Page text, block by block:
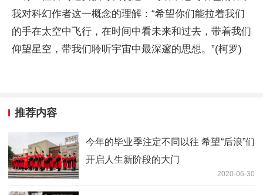
我对科幻作者这一概念的理解：“希望你们能拉着我们
的手在太空中飞行，在时间中看未来和过去，带着我们
仰望星空，带我们聆听宇宙中最深邃的思想。”(柯罗)
推荐内容
今年的毕业季注定不同以往 希望“后浪”们
开启人生新阶段的大门
2020-06-30